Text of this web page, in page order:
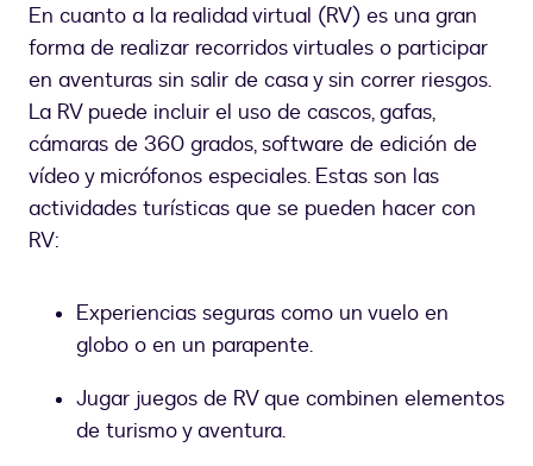
En cuanto a la realidad virtual (RV) es una gran
forma de realizar recorridos virtuales o participar
en aventuras sin salir de casa y sin correr riesgos.
La RV puede incluir el uso de cascos, gafas,
cámaras de 360 grados, software de edición de
vídeo y micrófonos especiales. Estas son las
actividades turísticas que se pueden hacer con
RV:
Experiencias seguras como un vuelo en
globo o en un parapente.
Jugar juegos de RV que combinen elementos
de turismo y aventura.